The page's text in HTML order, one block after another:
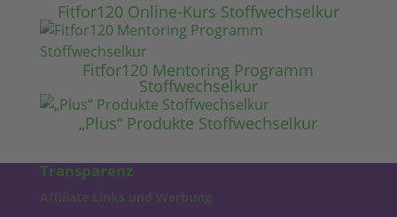
Fitfor120 Online-Kurs Stoffwechselkur
Fitfor120 Mentoring Programm
Stoffwechselkur
„Plus“ Produkte Stoffwechselkur
Transparenz